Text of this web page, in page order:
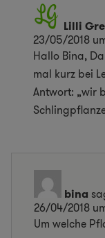
Lilli
23/05/2018
Hallo Bina,
mal kurz bei
Antwort: „wir
bina
26/04/2018
Um welche